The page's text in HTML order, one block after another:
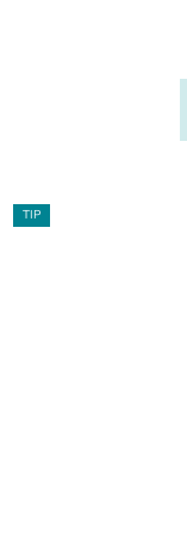
TIP